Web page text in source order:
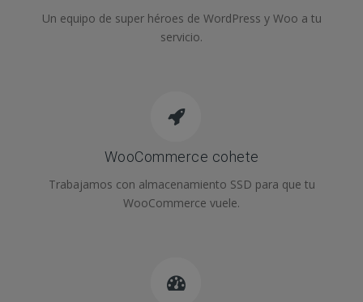
Un equipo de super héroes de WordPress y Woo a tu
servicio.
WooCommerce cohete
Trabajamos con almacenamiento SSD para que tu
WooCommerce vuele.